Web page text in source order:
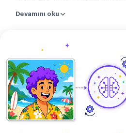
PNG ya da WebP olarak
JPEG olarak düz bir renge
Kesme koyduğunuz
üzerinde damga olmadan ve
olmadan. Sürülecek fırça ve
düzeltilecek maske yoktur.
Devamını oku